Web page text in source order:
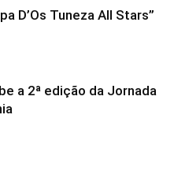
D’Os Tuneza All Stars”
a 2ª edição da Jornada